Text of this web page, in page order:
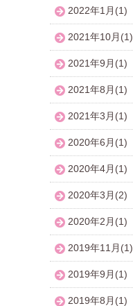
2022年1月(1)
2021年10月(1)
2021年9月(1)
2021年8月(1)
2021年3月(1)
2020年6月(1)
2020年4月(1)
2020年3月(2)
2020年2月(1)
2019年11月(1)
2019年9月(1)
2019年8月(1)